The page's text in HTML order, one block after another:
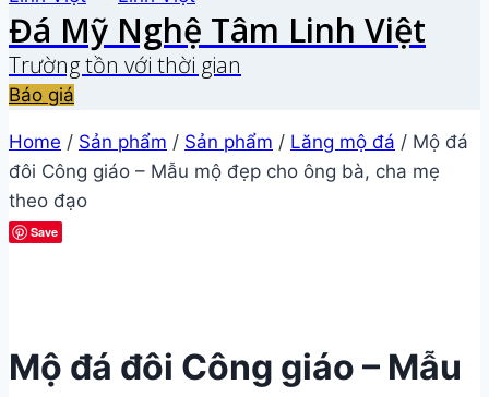
Đá Mỹ Nghệ Tâm Linh Việt
Trường tồn với thời gian
Báo giá
Home / Sản phẩm / Sản phẩm / Lăng mộ đá / Mộ đá
đôi Công giáo – Mẫu mộ đẹp cho ông bà, cha mẹ
theo đạo
Save
Mộ đá đôi Công giáo – Mẫu